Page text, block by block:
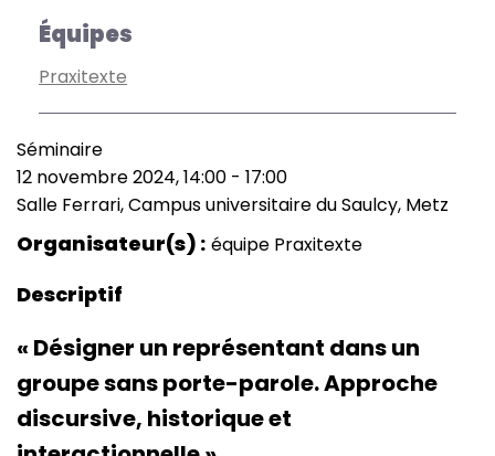
Équipes
Praxitexte
Type
de
manifestation
Séminaire
Date
(smart)
12 novembre 2024, 14:00 - 17:00
Lieu
Salle Ferrari, Campus universitaire du Saulcy, Metz
Organisateur(s) équipe Praxitexte
Descriptif
« Désigner un représentant dans un
groupe sans porte-parole. Approche
discursive, historique et